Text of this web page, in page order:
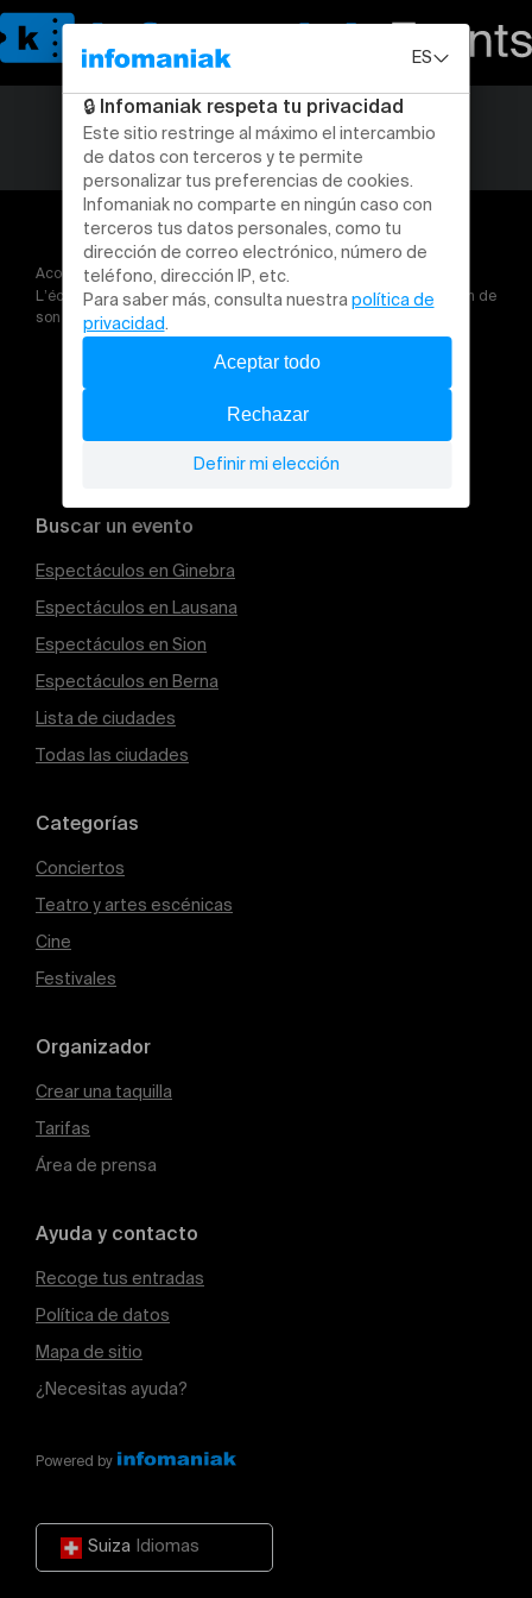
Acogida
L’école de la vie : Spectacle du Cycle des deux Rives à l’occasion de
son 50ème anniversaire
Buscar un evento
Espectáculos en Ginebra
Espectáculos en Lausana
Espectáculos en Sion
Espectáculos en Berna
Lista de ciudades
Todas las ciudades
Categorías
Conciertos
Teatro y artes escénicas
Cine
Festivales
Organizador
Crear una taquilla
Tarifas
Área de prensa
Ayuda y contacto
Recoge tus entradas
Política de datos
Mapa de sitio
¿Necesitas ayuda?
Powered by
Suiza Idiomas